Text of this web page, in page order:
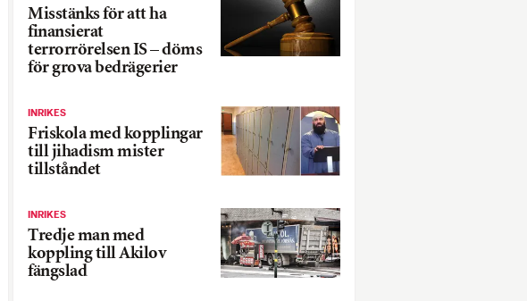
Misstänks för att ha
finansierat
terrorrörelsen IS – döms
för grova bedrägerier
INRIKES
Friskola med kopplingar
till jihadism mister
tillståndet
INRIKES
Tredje man med
koppling till Akilov
fängslad